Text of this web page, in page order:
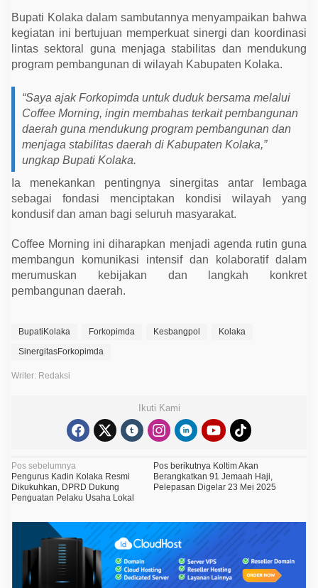
e
g
n
k
S
t
a
b
l
t
a
D
e
r
a
h
Bupati Kolaka dalam sambutannya menyampaikan bahwa
kegiatan ini bertujuan memperkuat sinergi dan koordinasi
lintas sektoral guna menjaga stabilitas dan mendukung
program pembangunan di wilayah Kabupaten Kolaka.
“Saya ajak Forkopimda untuk duduk bersama melalui
Coffee Morning, ingin membahas terkait pembangunan
daerah guna mendukung program pembangunan dan
menjaga stabilitas daerah di Kabupaten Kolaka,”
ungkap Bupati Kolaka.
Ia menekankan pentingnya sinergitas antar lembaga
sebagai fondasi menciptakan kondisi wilayah yang
kondusif dan aman bagi seluruh masyarakat.
Coffee Morning ini diharapkan menjadi agenda rutin guna
membangun komunikasi intensif dan kolaboratif dalam
merumuskan kebijakan dan langkah konkret
pembangunan daerah.
BupatiKolaka Forkopimda Kesbangpol
Kolaka
SinergitasForkopimda
Writer: Redaksi
Ikuti Kami
N
a
v
i
Pos sebelumnya
Pengurus Kadin Kolaka Resmi
Dikukuhkan, DPRD Dukung
Penguatan Pelaku Usaha Lokal
Pos berikutnyaKoltim Akan
Berangkatkan 91 Jemaah Haji,
Pelepasan Digelar 23 Mei 2025